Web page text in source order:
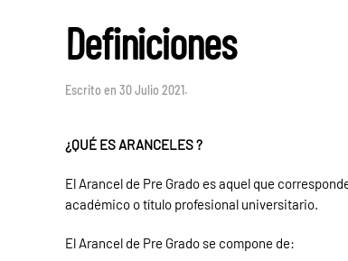
Definiciones
Escrito en 30 Julio 2021.
¿QUÉ ES ARANCELES ?
El Arancel de Pre Grado es aquel que
académico o título profesional universitario.
El Arancel de Pre Grado se compone de: